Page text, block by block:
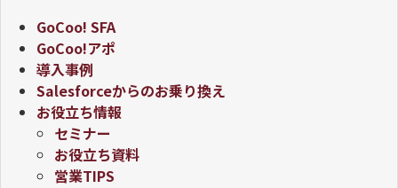
GoCoo! SFA
GoCoo!アポ
導入事例
Salesforceからのお乗り換え
お役立ち情報
セミナー
お役立ち資料
営業TIPS